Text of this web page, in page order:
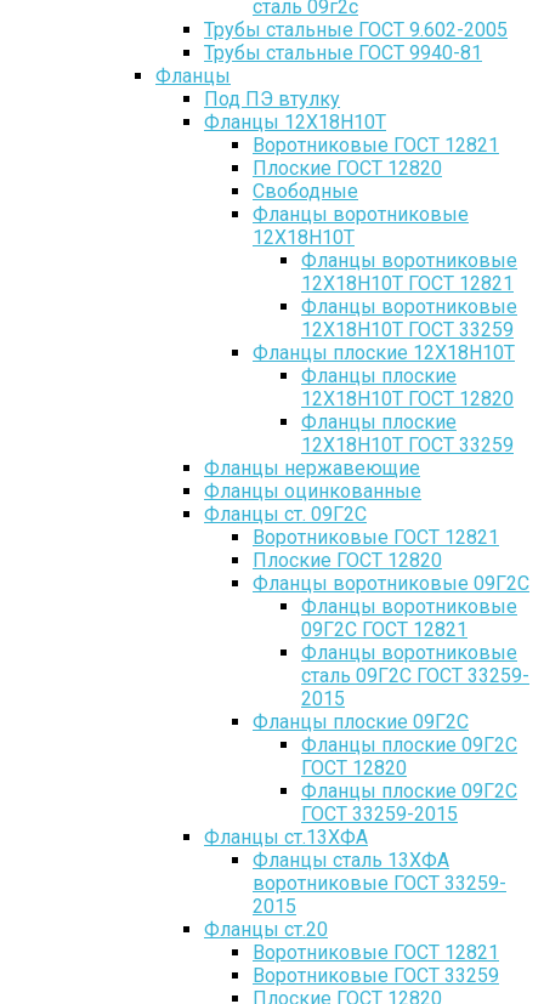
сталь 09г2с
Трубы стальные ГОСТ 9.602-2005
Трубы стальные ГОСТ 9940-81
Фланцы
Под ПЭ втулку
Фланцы 12Х18Н10Т
Воротниковые ГОСТ 12821
Плоские ГОСТ 12820
Свободные
Фланцы воротниковые
12Х18Н10Т
Фланцы воротниковые
12Х18Н10Т ГОСТ 12821
Фланцы воротниковые
12Х18Н10Т ГОСТ 33259
Фланцы плоские 12Х18Н10Т
Фланцы плоские
12Х18Н10Т ГОСТ 12820
Фланцы плоские
12Х18Н10Т ГОСТ 33259
Фланцы нержавеющие
Фланцы оцинкованные
Фланцы ст. 09Г2С
Воротниковые ГОСТ 12821
Плоские ГОСТ 12820
Фланцы воротниковые 09Г2С
Фланцы воротниковые
09Г2С ГОСТ 12821
Фланцы воротниковые
сталь 09Г2С ГОСТ 33259-
2015
Фланцы плоские 09Г2С
Фланцы плоские 09Г2С
ГОСТ 12820
Фланцы плоские 09Г2С
ГОСТ 33259-2015
Фланцы ст.13ХФА
Фланцы сталь 13ХФА
воротниковые ГОСТ 33259-
2015
Фланцы ст.20
Воротниковые ГОСТ 12821
Воротниковые ГОСТ 33259
Плоские ГОСТ 12820